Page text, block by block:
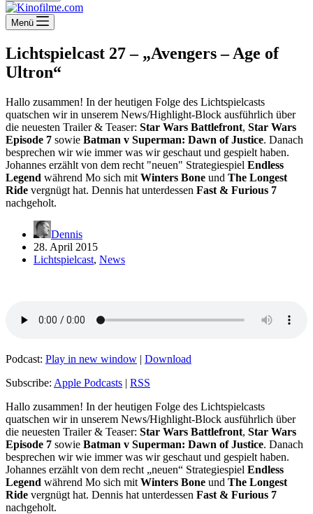
Menü
Lichtspielcast 27 – „Avengers – Age of
Ultron“
Hallo zusammen! In der heutigen Folge des Lichtspielcasts
quatschen wir in unserem News/Highlight-Block ausführlich über
die neuesten Trailer & Teaser: Star Wars Battlefront, Star Wars
Episode 7 sowie Batman v Superman: Dawn of Justice. Danach
besprechen wir wie immer was wir geschaut und gespielt haben.
Johannes erzählt von dem recht "neuen" Strategiespiel Endless
Legend während Mo sich mit Winters Bone und The Longest
Ride vergnügt hat. Dennis hat unterdessen Fast & Furious 7
nachgeholt.
Dennis
28. April 2015
Lichtspielcast, News
Podcast: Play in new window | Download
Subscribe: Apple Podcasts | RSS
Hallo zusammen! In der heutigen Folge des Lichtspielcasts
quatschen wir in unserem News/Highlight-Block ausführlich über
die neuesten Trailer & Teaser: Star Wars Battlefront, Star Wars
Episode 7 sowie Batman v Superman: Dawn of Justice. Danach
besprechen wir wie immer was wir geschaut und gespielt haben.
Johannes erzählt von dem recht „neuen“ Strategiespiel Endless
Legend während Mo sich mit Winters Bone und The Longest
Ride vergnügt hat. Dennis hat unterdessen Fast & Furious 7
nachgeholt.